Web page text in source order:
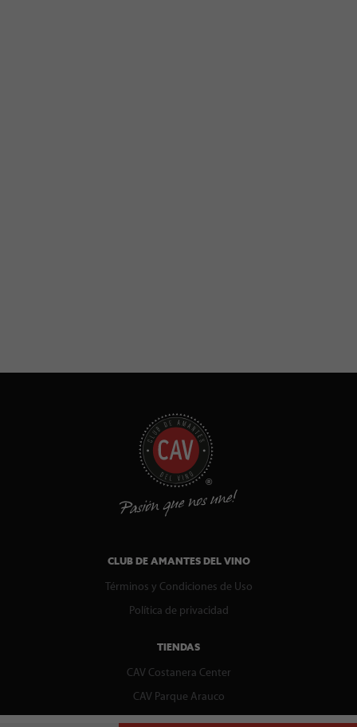
CLUB DE AMANTES DEL VINO
Términos y Condiciones de Uso
Política de privacidad
TIENDAS
CAV Costanera Center
CAV Parque Arauco